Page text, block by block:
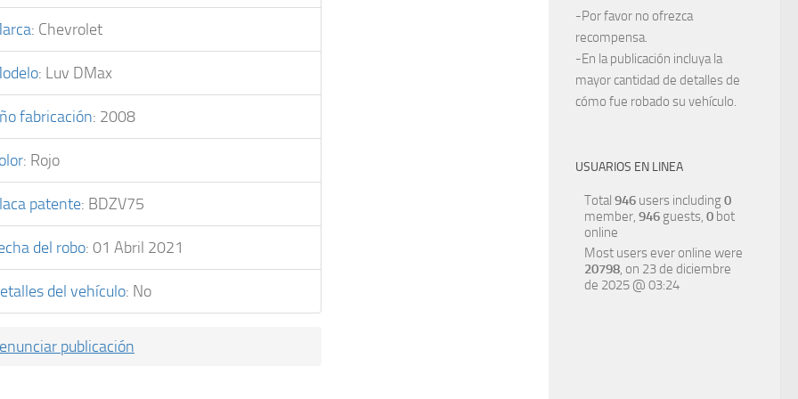
: Chevrolet
: Luv DMax
fabricación: 2008
: Rojo
patente: BDZV75
del robo: 01 Abril 2021
del vehículo: No
publicación
-Por favor no ofrezca
recompensa.
-En la publicación incluya la
mayor cantidad de detalles de
cómo fue robado su vehículo.
USUARIOS EN LINEA
Total 946 users including0
member, 946 guests, 0 bot
online
Most users ever online were
20798, on 23 de diciembre
de 2025 @ 03:24